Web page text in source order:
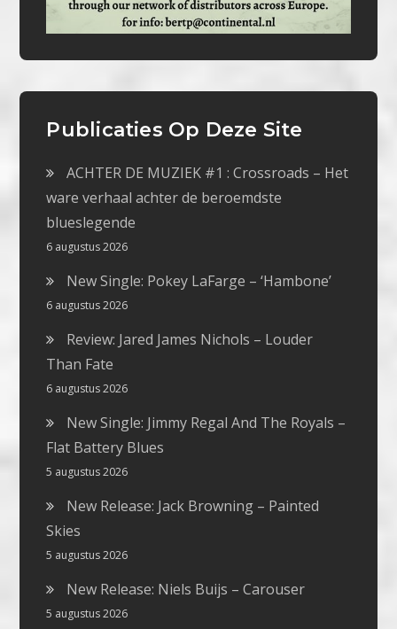
Publicaties Op Deze Site
ACHTER DE MUZIEK #1 : Crossroads – Het
ware verhaal achter de beroemdste
blueslegende
6 augustus 2026
New Single: Pokey LaFarge – ‘Hambone’
6 augustus 2026
Review: Jared James Nichols – Louder
Than Fate
6 augustus 2026
New Single: Jimmy Regal And The Royals –
Flat Battery Blues
5 augustus 2026
New Release: Jack Browning – Painted
Skies
5 augustus 2026
New Release: Niels Buijs – Carouser
5 augustus 2026